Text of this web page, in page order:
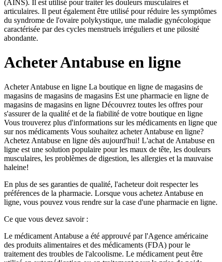
(AINS). Il est utilisé pour traiter les douleurs musculaires et
articulaires. Il peut également être utilisé pour réduire les symptômes
du syndrome de l'ovaire polykystique, une maladie gynécologique
caractérisée par des cycles menstruels irréguliers et une pilosité
abondante.
Acheter Antabuse en ligne
Acheter Antabuse en ligne La boutique en ligne de magasins de
magasins de magasins de magasins Est une pharmacie en ligne de
magasins de magasins en ligne Découvrez toutes les offres pour
s'assurer de la qualité et de la fiabilité de votre boutique en ligne
Vous trouverez plus d'informations sur les médicaments en ligne que
sur nos médicaments Vous souhaitez acheter Antabuse en ligne?
Achetez Antabuse en ligne dès aujourd'hui! L'achat de Antabuse en
ligne est une solution populaire pour les maux de tête, les douleurs
musculaires, les problèmes de digestion, les allergies et la mauvaise
haleine!
En plus de ses garanties de qualité, l'acheteur doit respecter les
préférences de la pharmacie. Lorsque vous achetez Antabuse en
ligne, vous pouvez vous rendre sur la case d'une pharmacie en ligne.
Ce que vous devez savoir :
Le médicament Antabuse a été approuvé par l'Agence américaine
des produits alimentaires et des médicaments (FDA) pour le
traitement des troubles de l'alcoolisme. Le médicament peut être